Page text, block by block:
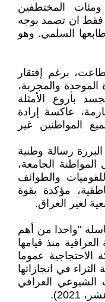
ومئات المختطفين
فقط ان تصمد بوجه
السلمي. وهو
برغم إفتقار
الموحدة والمجربة،
بأروع الأمثلة
عاكسة إرادة
المواطنين غير
رسالة وطنية
الجامعة،
للقوميات والطوائف
مؤكدة بقوة
لغير العراق.
انتفاضة تشرين 2019 الباسلة "واحدا من أهم
منذ قيامها
الاحتجاجية عموما
الثراء في انجازاتها
الشيوعي العراقي